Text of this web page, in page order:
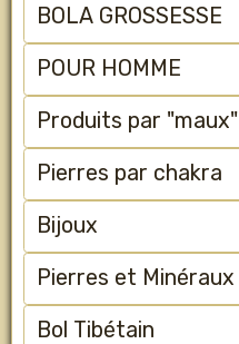
BOLA GROSSESSE
POUR HOMME
Produits par "maux"
Pierres par chakra
Bijoux
Pierres et Minéraux
Bol Tibétain